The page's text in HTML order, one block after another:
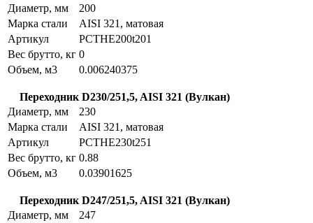
Диаметр, мм
200
Марка стали
AISI 321, матовая
Артикул
PCTHE200t201
Вес брутто, кг 0
Объем, м3
0.006240375
Переходник D230/251,5, AISI 321 (Вулкан)
Диаметр, мм
230
Марка стали
AISI 321, матовая
Артикул
PCTHE230t251
Вес брутто, кг 0.88
Объем, м3
0.03901625
Переходник D247/251,5, AISI 321 (Вулкан)
Диаметр, мм
247